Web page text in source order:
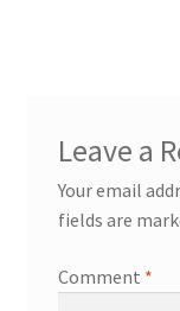
Leave a
Your email
fields are
Comment *